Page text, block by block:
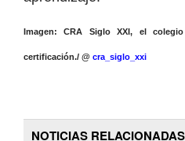
Imagen: CRA Siglo XXI, el
certificación./ @ cra_siglo_xxi
NOTICIAS RELACIONADAS